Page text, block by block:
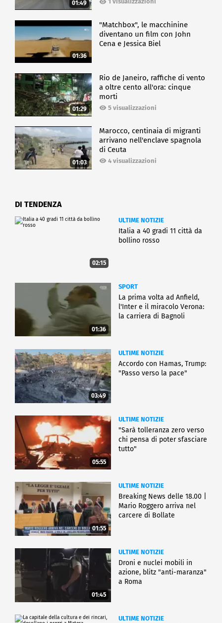
01:49
01:36
"Matchbox", le macchinine
diventano un film con John
Cena e Jessica Biel
01:29
Rio de Janeiro, raffiche di vento
a oltre cento all'ora: cinque
morti
5 visualizzazioni
01:03
Marocco, centinaia di migranti
arrivano nell'enclave spagnola
di Ceuta
4 visualizzazioni
DI TENDENZA
02:15
ULTIME NOTIZIE
Italia a 40 gradi 11 città da
bollino rosso
01:36
SPORT
La prima volta ad Anfield,
l'Inter e il miracolo Verona:
la carriera di Bagnoli
03:49
ULTIME NOTIZIE
Accordo con Hamas, Trump:
"Passo verso la pace"
05:55
ULTIME NOTIZIE
"Sarà tolleranza zero verso
chi pensa di poter sfasciare
tutto"
01:55
ULTIME NOTIZIE
Breaking News delle 18.00 |
Mario Roggero arriva nel
carcere di Bollate
01:45
ULTIME NOTIZIE
Droni e nuclei mobili in
azione, blitz "anti-maranza"
a Roma
ULTIME NOTIZIE